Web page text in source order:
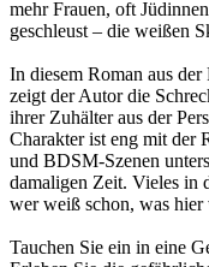
mehr Frauen, oft
geschleust – die weißen
In diesem Roman aus
zeigt der Autor die
ihrer Zuhälter aus der
Charakter ist eng mit der
und BDSM-Szenen
damaligen Zeit. Vieles in
wer weiß schon, was hier
Tauchen Sie ein in eine